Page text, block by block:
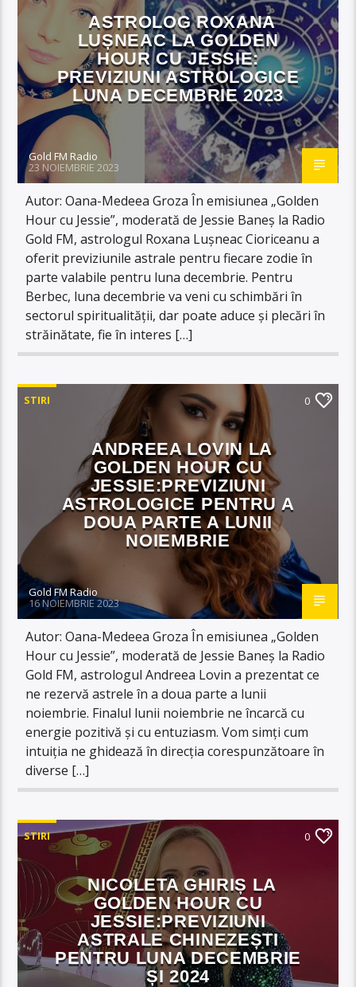
ASTROLOG ROXANA
LUȘNEAC LA GOLDEN
HOUR CU JESSIE:
PREVIZIUNI ASTROLOGICE
LUNA DECEMBRIE 2023
Gold FM Radio
23 NOIEMBRIE 2023
Autor: Oana-Medeea Groza În emisiunea „Golden
Hour cu Jessie”, moderată de Jessie Baneș la Radio
Gold FM, astrologul Roxana Lușneac Cioriceanu a
oferit previziunile astrale pentru fiecare zodie în
parte valabile pentru luna decembrie. Pentru
Berbec, luna decembrie va veni cu schimbări în
sectorul spiritualității, dar poate aduce și plecări în
străinătate, fie în interes […]
STIRI 0
ANDREEA LOVIN LA
GOLDEN HOUR CU
JESSIE:PREVIZIUNI
ASTROLOGICE PENTRU A
DOUA PARTE A LUNII
NOIEMBRIE
Gold FM Radio
16 NOIEMBRIE 2023
Autor: Oana-Medeea Groza În emisiunea „Golden
Hour cu Jessie”, moderată de Jessie Baneș la Radio
Gold FM, astrologul Andreea Lovin a prezentat ce
ne rezervă astrele în a doua parte a lunii
noiembrie. Finalul lunii noiembrie ne încarcă cu
energie pozitivă și cu entuziasm. Vom simți cum
intuiția ne ghidează în direcția corespunzătoare în
diverse […]
STIRI 0
NICOLETA GHIRIȘ LA
GOLDEN HOUR CU
JESSIE:PREVIZIUNI
ASTRALE CHINEZEȘTI
PENTRU LUNA DECEMBRIE
ȘI 2024